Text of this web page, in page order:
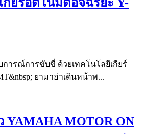
กียร์อัตโนมัติอัจฉริยะ Y-
ารณ์การขับขี่ ด้วยเทคโนโลยีเกียร์
ยามาฮ่าเดินหน้าพ...
YAMAHA MOTOR ON